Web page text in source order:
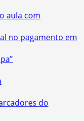
aula com
no pagamento em
do